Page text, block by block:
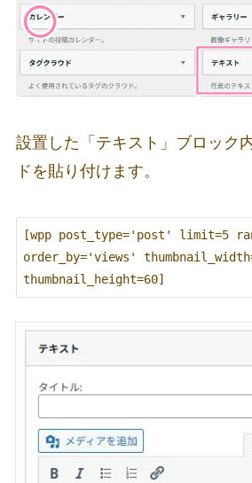
設置した「テキスト」ブロック
ドを貼り付けます。
[wpp post_type='post' limit=5
order_by='views'
thumbnail_height=60]